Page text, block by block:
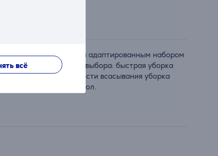
всё
Пылесос оснащен адаптированным набором
до этого свободу выбора: быстрая уборка
постоянной мощности всасывания уборка
мыть и высушивать пол.